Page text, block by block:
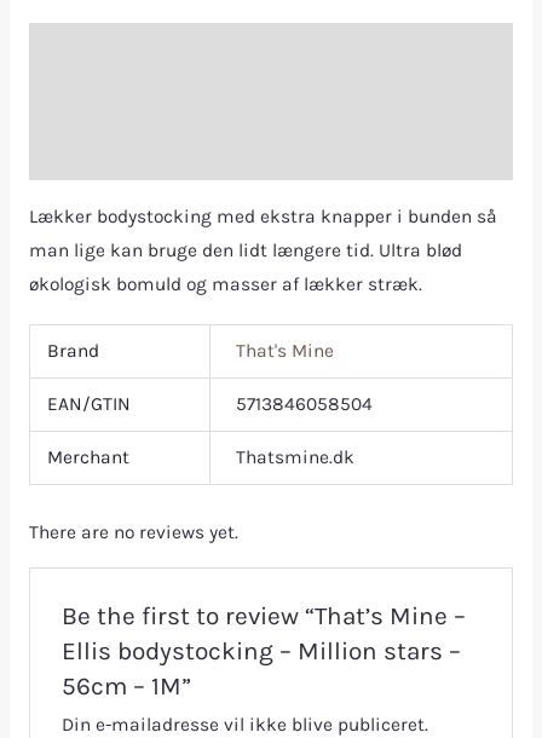
Lækker bodystocking med ekstra knapper i bunden så
man lige kan bruge den lidt længere tid. Ultra blød
økologisk bomuld og masser af lækker stræk.
Brand That's Mine
EAN/GTIN 5713846058504
Merchant Thatsmine.dk
There are no reviews yet.
Be the first to review “That’s Mine –
Ellis bodystocking – Million stars –
56cm – 1M”
Din e-mailadresse vil ikke blive publiceret.